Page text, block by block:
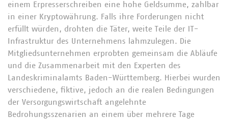
einem Erpresserschreiben eine hohe Geldsumme, zahlbar
in einer Kryptowährung. Falls ihre Forderungen nicht
erfüllt würden, drohten die Täter, weite Teile der IT-
Infrastruktur des Unternehmens lahmzulegen. Die
Mitgliedsunternehmen erprobten gemeinsam die Abläufe
und die Zusammenarbeit mit den Experten des
Landeskriminalamts Baden-Württemberg. Hierbei wurden
verschiedene, fiktive, jedoch an die realen Bedingungen
der Versorgungswirtschaft angelehnte
Bedrohungsszenarien an einem über mehrere Tage